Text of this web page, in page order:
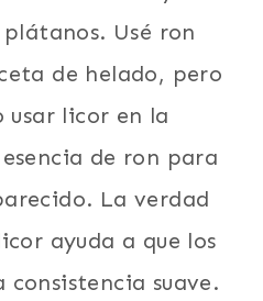
Usé ron
de helado, pero
usar licor en la
de ron para
La verdad
ayuda a que los
consistencia suave.